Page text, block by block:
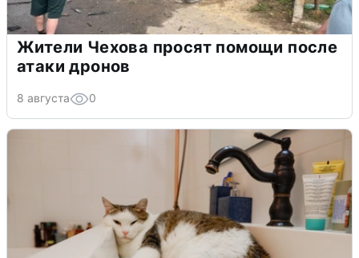
Жители Чехова просят помощи после
атаки дронов
8 августа 0